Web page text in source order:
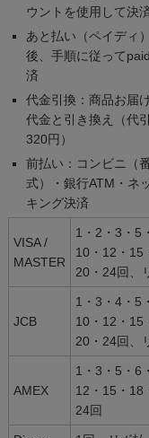
ウントを使用して決
あと払い（ペイディ
後、手順に従って
済
代金引換：商品お届
代金と引き換え（代
320円）
前払い：コンビニ（
式）・銀行ATM・ネ
キング決済
VISA /
MASTER
1・2・3・5
10・12・15
20・24回、
JCB
1・3・4・5
10・12・15
20・24回、
AMEX
1・3・5・6
12・15・18
24回